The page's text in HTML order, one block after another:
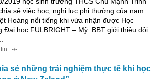
sẻ việc học , nghị lực phi thường của nam
Hoàng nổi tiếng khi vừa nhận được Học
Đại học FULBRIGHT – Mỹ. BBT giới thiệu đôi
: -/-
sẻ những trải nghiệm thực tế khi học